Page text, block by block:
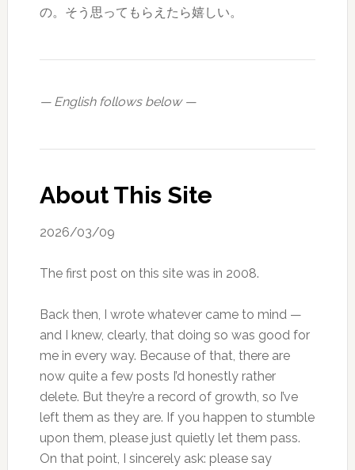
の。そう思ってもらえたら嬉しい。
— English follows below —
About This Site
2026/03/09
The first post on this site was in 2008.
Back then, I wrote whatever came to mind —
and I knew, clearly, that doing so was good for
me in every way. Because of that, there are
now quite a few posts I’d honestly rather
delete. But they’re a record of growth, so I’ve
left them as they are. If you happen to stumble
upon them, please just quietly let them pass.
On that point, I sincerely ask: please say